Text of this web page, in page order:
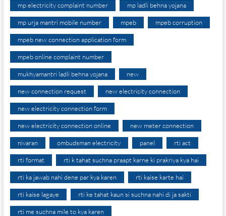
mp electricity complaint number mp ladli behna yojana
mp urja mantri mobile number mpeb mpeb corruption
mpeb new connection application form
mpeb online complaint number
mukhyamantri ladli behna yojana new
new connection request new electricity connection
new electricity connection form
new electricity connection online new meter connection
nivaran ombudsman electricity panel rti act
rti format rti k tahat suchna praapt karne ki prakriya kya hai
rti ka jawab nahi dene par kya karen rti kaise karte hai
rti kaise lagaye rti ke tahat kaun si suchna nahi di ja sakti
rti me suchna mile to kya karen